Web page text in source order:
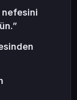
nefesini